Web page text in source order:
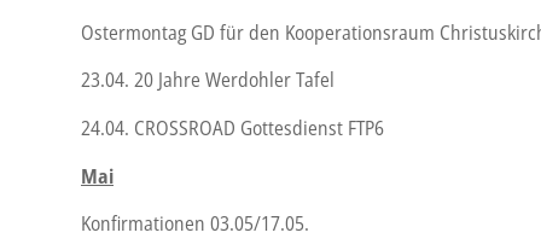
Ostermontag GD für den Kooperationsraum
23.04. 20 Jahre Werdohler Tafel
24.04. CROSSROAD Gottesdienst FTP6
Mai
Konfirmationen 03.05/17.05.